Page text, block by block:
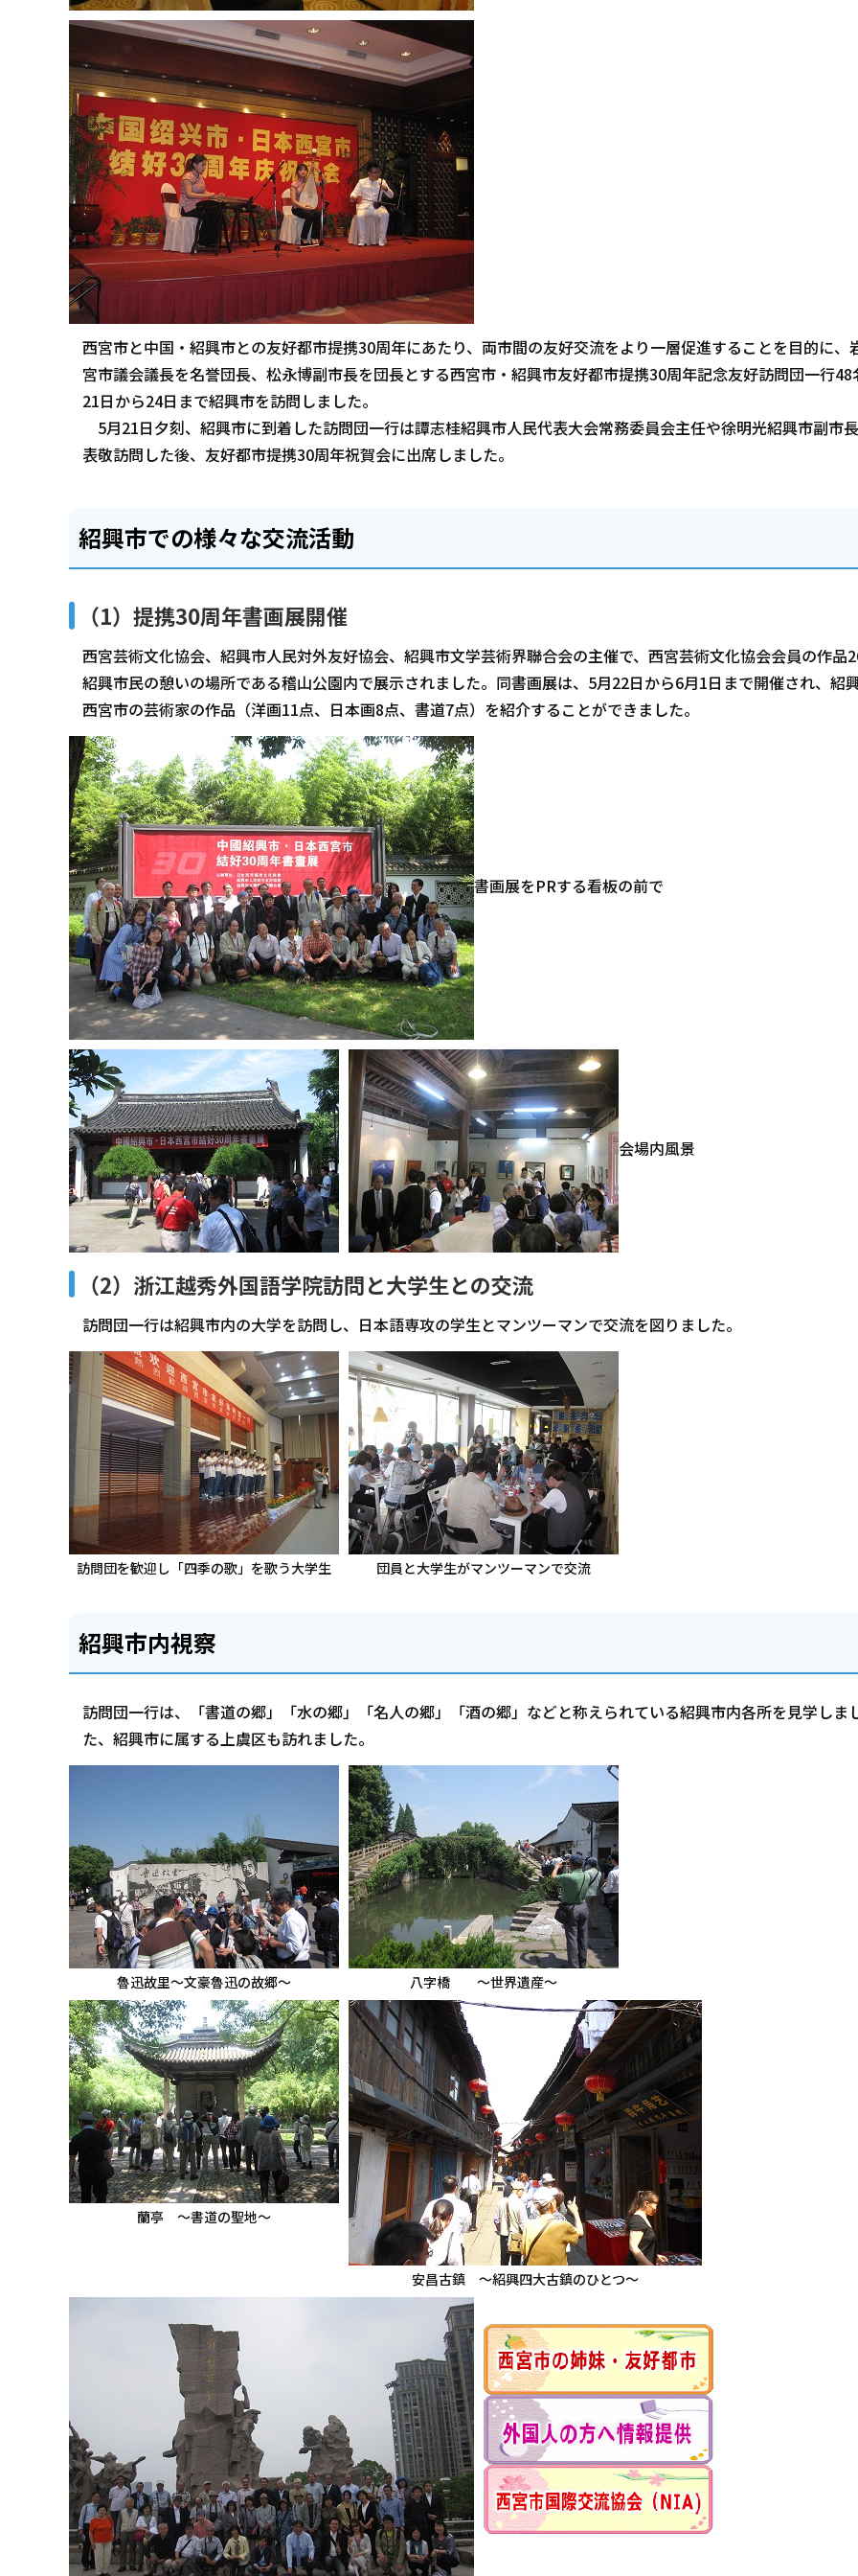
西宮市と中国・紹興市との友好都市提携30周年にあたり、両市間の友好交流をより一層促進することを目的に、
宮市議会議長を名誉団長、松永博副市長を団長とする西宮市・紹興市友好都市提携30周年記念友好訪問団一行48
21日から24日まで紹興市を訪問しました。
5月21日夕刻、紹興市に到着した訪問団一行は譚志桂紹興市人民代表大会常務委員会主任や徐明光紹興市副市
表敬訪問した後、友好都市提携30周年祝賀会に出席しました。
紹興市での様々な交流活動
（1）提携30周年書画展開催
西宮芸術文化協会、紹興市人民対外友好協会、紹興市文学芸術界聯合会の主催で、西宮芸術文化協会会員の作品
紹興市民の憩いの場所である稽山公園内で展示されました。同書画展は、5月22日から6月1日まで開催され、紹
西宮市の芸術家の作品（洋画11点、日本画8点、書道7点）を紹介することができました。
書画展をPRする看板の前で
会場内風景
（2）浙江越秀外国語学院訪問と大学生との交流
訪問団一行は紹興市内の大学を訪問し、日本語専攻の学生とマンツーマンで交流を図りました。
訪問団を歓迎し「四季の歌」を歌う大学生 団員と大学生がマンツーマンで交流
紹興市内視察
訪問団一行は、「書道の郷」「水の郷」「名人の郷」「酒の郷」などと称えられている紹興市内各所を見学しま
た、紹興市に属する上虞区も訪れました。
魯迅故里～文豪魯迅の故郷～ 八字橋 ～世界遺産～
蘭亭 ～書道の聖地～
安昌古鎮 ～紹興四大古鎮のひとつ～